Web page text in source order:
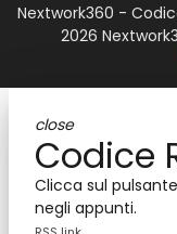
Nextwork360 -
2026
close
Codice
Clicca sul
negli appunti.